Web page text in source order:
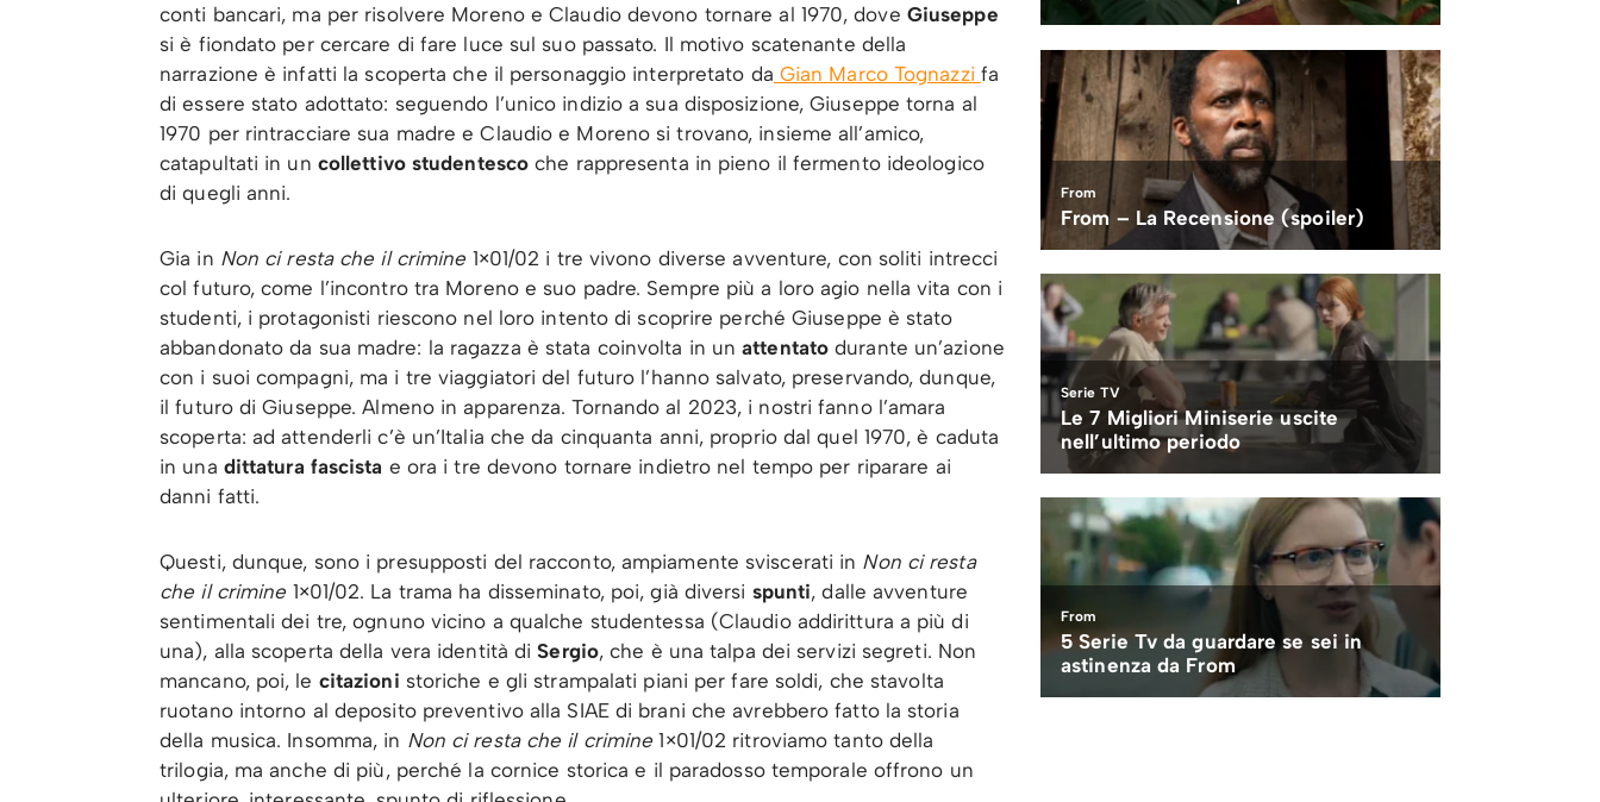
conti bancari, ma per risolvere Moreno e Claudio devono tornare al 1970, dove Giuseppe
si è fiondato per cercare di fare luce sul suo passato. Il motivo scatenante della
narrazione è infatti la scoperta che il personaggio interpretato da Gian Marco Tognazzi fa
di essere stato adottato: seguendo l’unico indizio a sua disposizione, Giuseppe torna al
1970 per rintracciare sua madre e Claudio e Moreno si trovano, insieme all’amico,
catapultati in un collettivo studentesco che rappresenta in pieno il fermento ideologico
di quegli anni.
Gia in Non ci resta che il crimine 1×01/02 i tre vivono diverse avventure, con soliti intrecci
col futuro, come l’incontro tra Moreno e suo padre. Sempre più a loro agio nella vita con i
studenti, i protagonisti riescono nel loro intento di scoprire perché Giuseppe è stato
abbandonato da sua madre: la ragazza è stata coinvolta in unattentato durante un’azione
con i suoi compagni, ma i tre viaggiatori del futuro l’hanno salvato, preservando, dunque,
il futuro di Giuseppe. Almeno in apparenza. Tornando al 2023, i nostri fanno l’amara
scoperta: ad attenderli c’è un’Italia che da cinquanta anni, proprio dal quel 1970, è caduta
in una dittatura fascista e ora i tre devono tornare indietro nel tempo per riparare ai
danni fatti.
Questi, dunque, sono i presupposti del racconto, ampiamente sviscerati in Non ci resta
che il crimine 1×01/02. La trama ha disseminato, poi, già diversi spunti, dalle avventure
sentimentali dei tre, ognuno vicino a qualche studentessa (Claudio addirittura a più di
una), alla scoperta della vera identità diSergio, che è una talpa dei servizi segreti. Non
mancano, poi, le citazioni storiche e gli strampalati piani per fare soldi, che stavolta
ruotano intorno al deposito preventivo alla SIAE di brani che avrebbero fatto la storia
della musica. Insomma, in Non ci resta che il crimine1×01/02 ritroviamo tanto della
trilogia, ma anche di più, perché la cornice storica e il paradosso temporale offrono un